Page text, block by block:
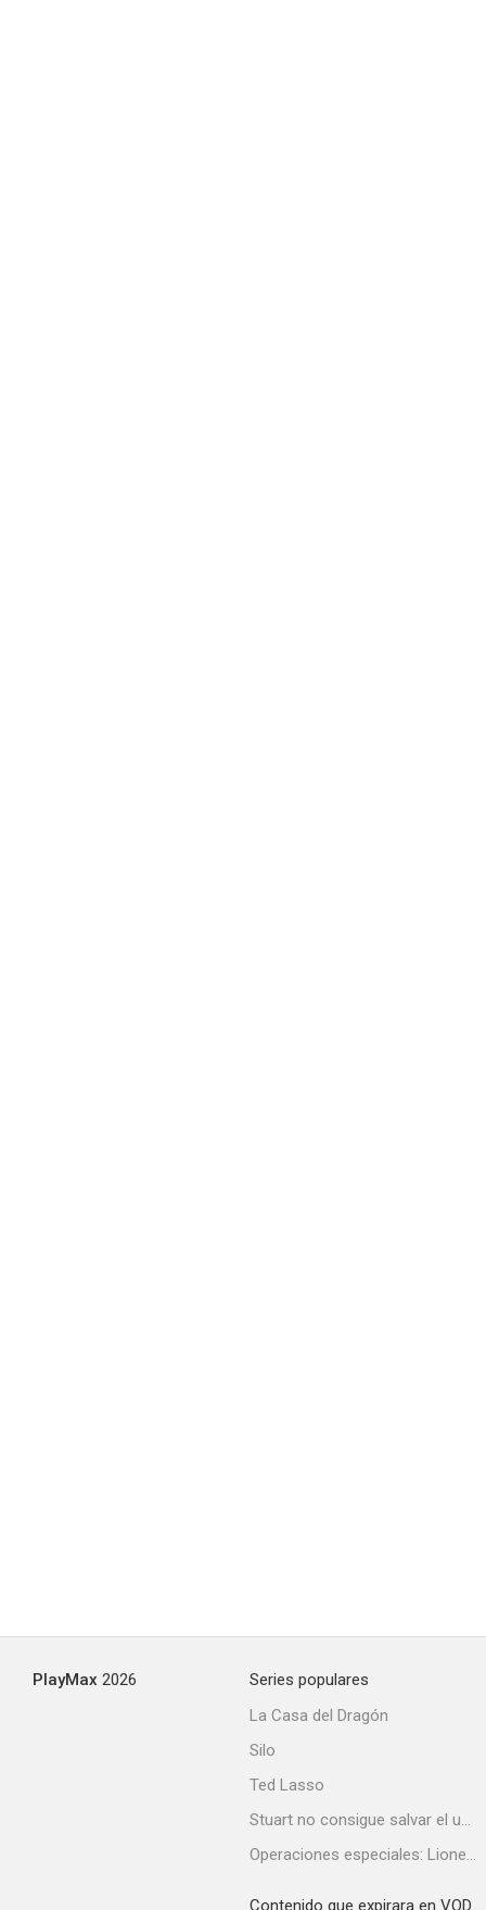
PlayMax 2026
Series populares
La Casa del Dragón
Silo
Ted Lasso
Stuart no consigue salvar el universo
Operaciones especiales: Lioness
Contenido que expirara en VOD